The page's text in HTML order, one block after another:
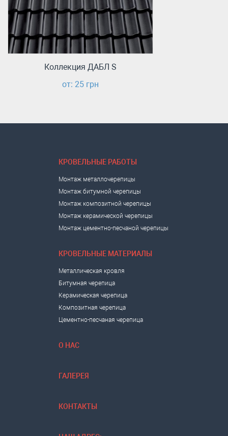
Коллекция ДАБЛ S
от: 25 грн
КРОВЕЛЬНЫЕ РАБОТЫ
Монтаж металлочерепицы
Монтаж битумной черепицы
Монтаж композитной черепицы
Монтаж керамической черепицы
Монтаж цементно-песчаной черепицы
КРОВЕЛЬНЫЕ МАТЕРИАЛЫ
Металлическая кровля
Битумная черепица
Керамическая черепица
Композитная черепица
Цементно-песчаная черепица
О НАС
ГАЛЕРЕЯ
КОНТАКТЫ